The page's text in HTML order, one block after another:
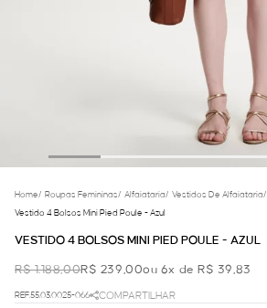
Home/ Roupas Femininas/ Alfaiataria/ Vestidos De Alfaiataria/
Vestido 4 Bolsos Mini Pied Poule - Azul
VESTIDO 4 BOLSOS MINI PIED POULE - AZUL
R$ 1.188,00R$ 239,00ou 6x de R$ 39,83
REF.55.03.0025-066
COMPARTILHAR